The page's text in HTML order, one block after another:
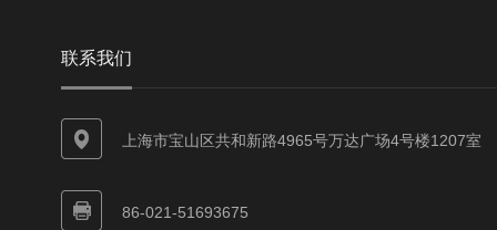
联系我们
上海市宝山区共和新路4965号万达广场4号楼1207室
86-021-51693675